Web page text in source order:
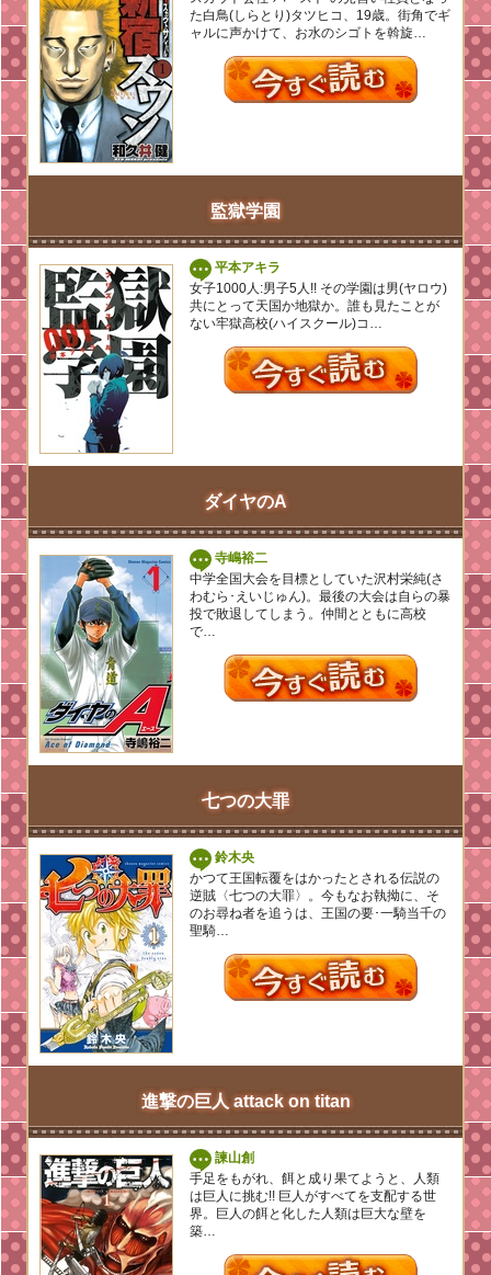
た白鳥(しらとり)タツヒコ、19歳。街角でギ
ャルに声かけて、お水のシゴトを斡旋…
監獄学園
平本アキラ
女子1000人:男子5人!! その学園は男(ヤロウ)
共にとって天国か地獄か。誰も見たことが
ない牢獄高校(ハイスクール)コ…
ダイヤのA
寺嶋裕二
中学全国大会を目標としていた沢村栄純(さ
わむら･えいじゅん)。最後の大会は自らの暴
投で敗退してしまう。仲間とともに高校
で…
七つの大罪
鈴木央
かつて王国転覆をはかったとされる伝説の
逆賊〈七つの大罪〉。今もなお執拗に、そ
のお尋ね者を追うは、王国の要･一騎当千の
聖騎…
進撃の巨人 attack on titan
諫山創
手足をもがれ、餌と成り果てようと、人類
は巨人に挑む!! 巨人がすべてを支配する世
界。巨人の餌と化した人類は巨大な壁を
築…